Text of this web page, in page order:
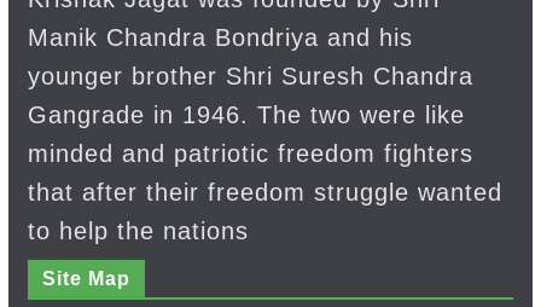
Manik Chandra Bondriya and his
younger brother Shri Suresh Chandra
Gangrade in 1946. The two were like
minded and patriotic freedom fighters
that after their freedom struggle wanted
to help the nations
Site Map